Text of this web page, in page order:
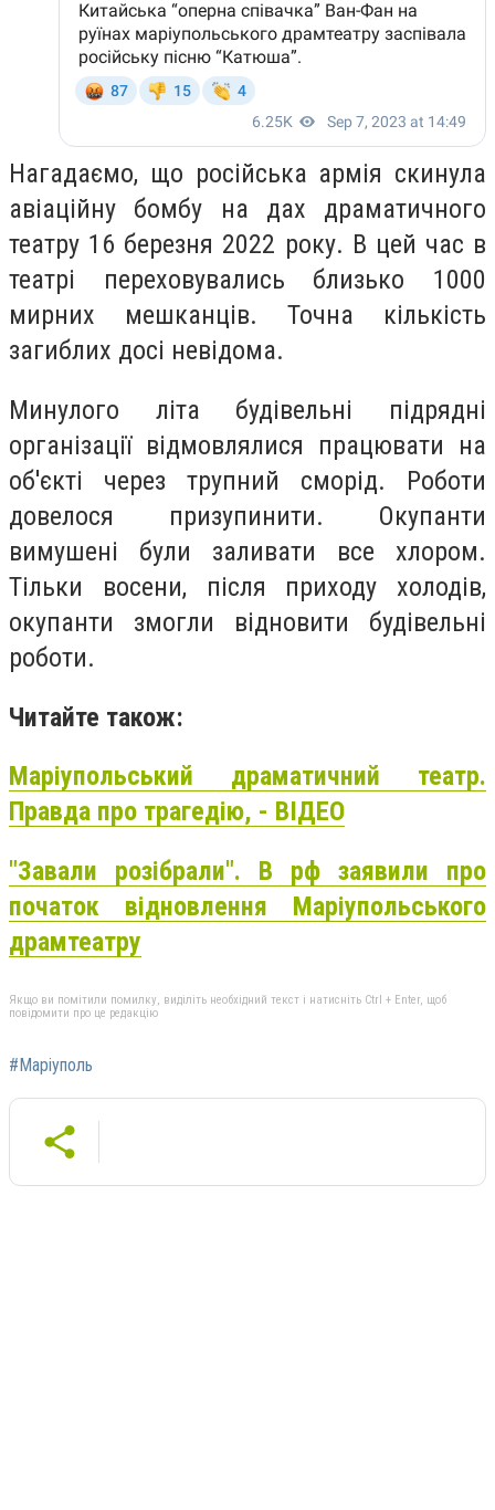
Нагадаємо, що російська армія скинула
авіаційну бомбу на дах драматичного
театру 16 березня 2022 року. В цей час в
театрі переховувались близько 1000
мирних мешканців. Точна кількість
загиблих досі невідома.
Минулого літа будівельні підрядні
організації відмовлялися працювати на
об'єкті через трупний сморід. Роботи
довелося призупинити. Окупанти
вимушені були заливати все хлором.
Тільки восени, після приходу холодів,
окупанти змогли відновити будівельні
роботи.
Читайте також:
Маріупольський драматичний театр.
Правда про трагедію, - ВІДЕО
"Завали розібрали". В рф заявили про
початок відновлення Маріупольського
драмтеатру
Якщо ви помітили помилку, виділіть необхідний текст і натисніть Ctrl + Enter, щоб
повідомити про це редакцію
#Маріуполь